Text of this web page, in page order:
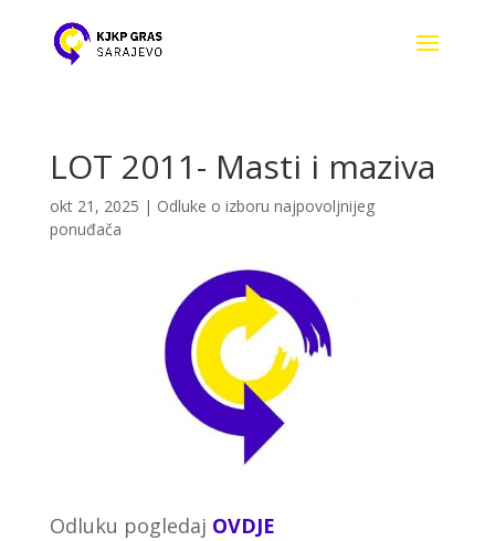
LOT 2011- Masti i maziva
okt 21, 2025 | Odluke o izboru najpovoljnijeg
ponuđača
Odluku pogledaj OVDJE